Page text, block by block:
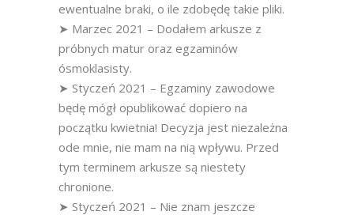
ewentualne braki, o ile zdobędę takie pliki.
➤ Marzec 2021 – Dodałem arkusze z
próbnych matur oraz egzaminów
ósmoklasisty.
➤ Styczeń 2021 – Egzaminy zawodowe
będę mógł opublikować dopiero na
początku kwietnia! Decyzja jest niezależna
ode mnie, nie mam na nią wpływu. Przed
tym terminem arkusze są niestety
chronione.
➤ Styczeń 2021 – Nie znam jeszcze